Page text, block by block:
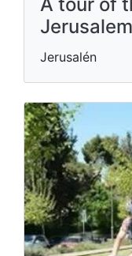
Jerusalem
Jerusalén